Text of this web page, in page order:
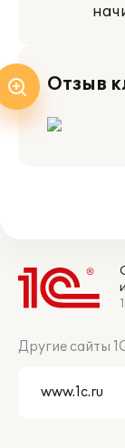
Отзыв
Другие сайты